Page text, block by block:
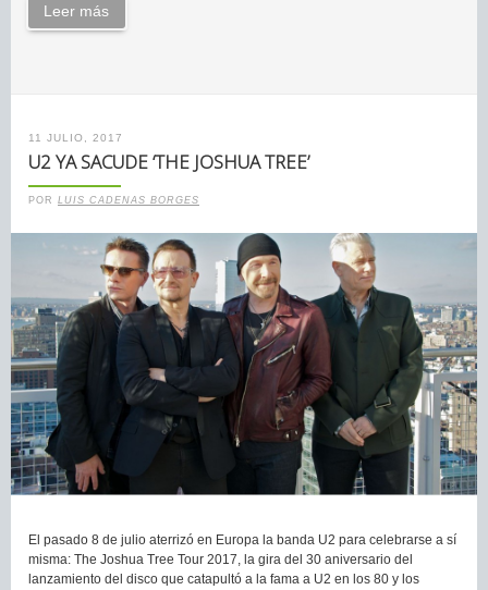
Leer más
11 JULIO, 2017
U2 YA SACUDE ‘THE JOSHUA TREE’
POR LUIS CADENAS BORGES
El pasado 8 de julio aterrizó en Europa la banda U2 para celebrarse a sí
misma: The Joshua Tree Tour 2017, la gira del 30 aniversario del
lanzamiento del disco que catapultó a la fama a U2 en los 80 y los